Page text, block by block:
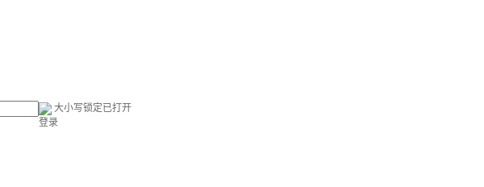
大小写锁定已打开
登录